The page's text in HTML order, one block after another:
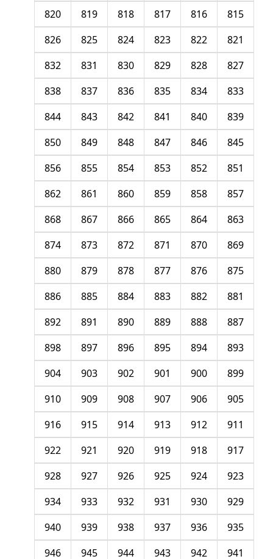
815
816
817
818
819
820
821
822
823
824
825
826
827
828
829
830
831
832
833
834
835
836
837
838
839
840
841
842
843
844
845
846
847
848
849
850
851
852
853
854
855
856
857
858
859
860
861
862
863
864
865
866
867
868
869
870
871
872
873
874
875
876
877
878
879
880
881
882
883
884
885
886
887
888
889
890
891
892
893
894
895
896
897
898
899
900
901
902
903
904
905
906
907
908
909
910
911
912
913
914
915
916
917
918
919
920
921
922
923
924
925
926
927
928
929
930
931
932
933
934
935
936
937
938
939
940
941
942
943
944
945
946